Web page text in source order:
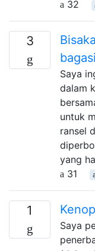
32
3
Saya
dalam
untuk
ransel
yang
31
1
Saya